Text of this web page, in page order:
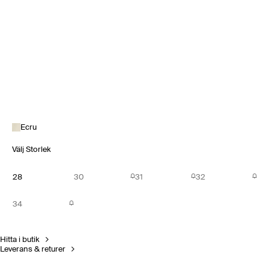
Ecru
Välj Storlek
28 30 31 32
34
Hitta i butik
Leverans & returer